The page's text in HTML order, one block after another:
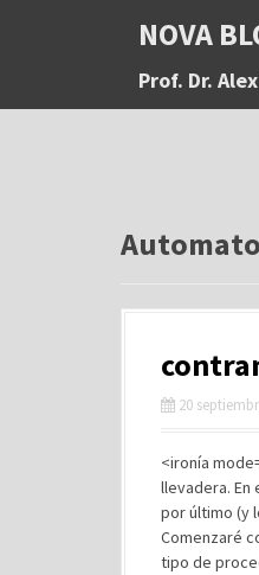
a
NOVA
Prof. Dr.
20
<ironía
llevadera.
por último (y
Comenzaré
tipo de